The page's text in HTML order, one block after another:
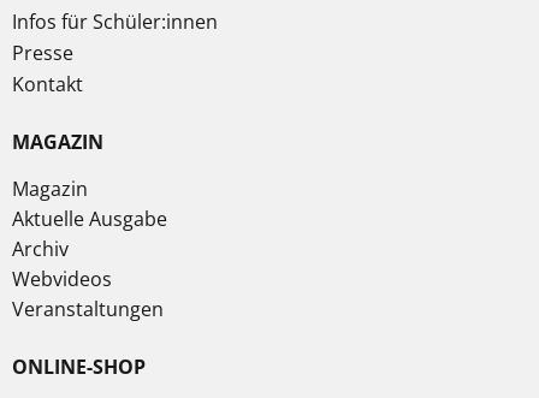
Infos für Schüler:innen
Presse
Kontakt
MAGAZIN
Magazin
Aktuelle Ausgabe
Archiv
Webvideos
Veranstaltungen
ONLINE-SHOP